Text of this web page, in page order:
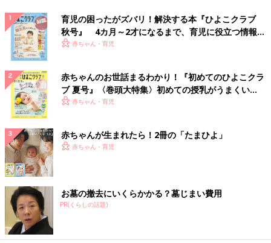
育児の困ったがズバリ！解決する本『ひよこクラブ
秋号』 4カ月～2才になるまで、育児に役立つ情報が
いっぱい！
赤ちゃん・育児
赤ちゃんのお世話まるわかり！『初めてのひよこクラ
ブ 夏号』〈巻頭大特集〉初めての授乳がうまくい
く！ おっぱい・ミルクの基本と夏のトラブル 解決テ
赤ちゃん・育児
赤ちゃんが生まれたら！2冊の「たまひよ」
赤ちゃん・育児
お墓の撤去にいくらかかる？墓じまい費用
PR(くらしの話題)